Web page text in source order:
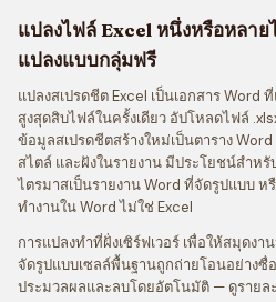
แปลงไฟล์ Excel หนึ่งหรือหลา
แปลงแบบกลุ่มฟรี
แปลงสเปรดชีต Excel เป็นเอกสาร Word
สูงสุดสิบไฟล์ในครั้งเดียว อัปโหลดไฟล์
ข้อมูลสเปรดชีตสร้างใหม่เป็นตาราง
สไตล์ และฝังในรายงาน มีประโยชน์สำหรั
ไตรมาสเป็นรายงาน Word ที่จัดรูปแบบ
ทำงานใน Word ไม่ใช่ Excel
การแปลงทำที่ฝั่งเซิร์ฟเวอร์ เพื่อให้สมุดง
จัดรูปแบบเซลล์พื้นฐานถูกถ่ายโอนอย่างซื่
ประมวลผลและลบโดยอัตโนมัติ — ดูรายล